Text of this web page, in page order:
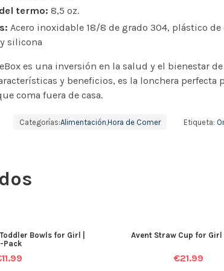
termo: 8,5 oz.
Acero inoxidable 18/8 de grado 304, plástico de
silicona
es una inversión en la salud y el bienestar
y beneficios, es la lonchera perfecta
coma fuera de casa.
Categorías:Alimentación Hora de Comer Etiqueta:
Bowls for Girl |
Pack
11.99
Avent Straw Cup for Girl
€21.99